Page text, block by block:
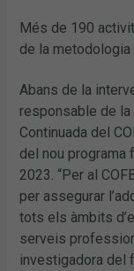
Més de 190
de la
Abans de la
responsable de
Continuada del
del nou programa
2023. “Per al
per assegurar
tots els àmbits
serveis
investigadora del